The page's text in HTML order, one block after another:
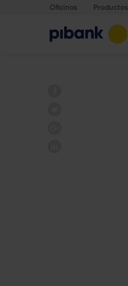
Oficinas Productos